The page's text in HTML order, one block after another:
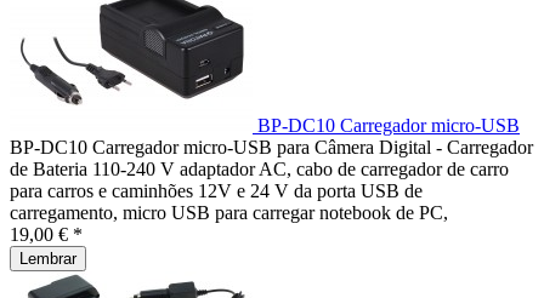
BP-DC10 Carregador micro-USB
BP-DC10 Carregador micro-USB para Câmera Digital - Carregador
de Bateria 110-240 V adaptador AC, cabo de carregador de carro
para carros e caminhões 12V e 24 V da porta USB de
carregamento, micro USB para carregar notebook de PC,
19,00 € *
Lembrar